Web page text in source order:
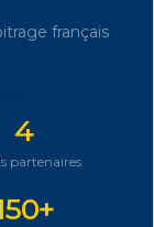
français
4
partenaires